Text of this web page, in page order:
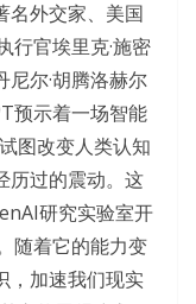
名外交家、美国
行官埃里克·施密
尔·胡腾洛赫尔
预示着一场智能
图改变人类认知
历过的震动。这
研究实验室开
随着它的能力变
，加速我们现实